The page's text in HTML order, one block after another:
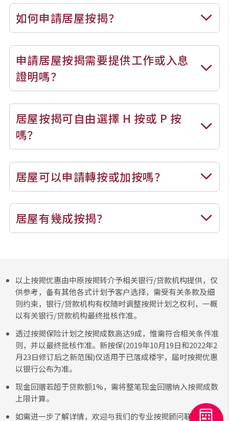
按市新闻
统计数据库
按揭快趣智识
按揭智库
楼按专栏
装修·保险优惠
装修设计专栏
火险、家居、宠物保险
保险资讯专栏
联络方式
如何申請居屋按揭？
申請居屋按揭需要提供工作或入息
證明嗎？
居屋按揭可自由選擇 H 按或 P 按
嗎？
居屋可以申請轉按或加按嗎？
居屋有幾成按揭？
以上按揭优惠由中原按揭转介予相关银行/贷款机构提供，仅
供参考，备有其他各式计划予客户选择，需受有关条款及细
则约束，银行/贷款机构有权随时调整按揭计划之权利，一概
以有关银行/贷款机构最终批核作准。
透过按揭保险计划之按揭成数高达9成，惟需符合相关条件准
则，并以最终批核作准。新按保(2019年10月19日和2022年2
月23日修订后之新范围)仅适用于已落成楼宇，届时按揭优惠
以银行公布为准。
现金回赠若超于贷款额1%，需将整笔现金回赠纳入按揭成数
上限计算。
如需进一步了解详情，欢迎与我们的专业按揭顾问联络。